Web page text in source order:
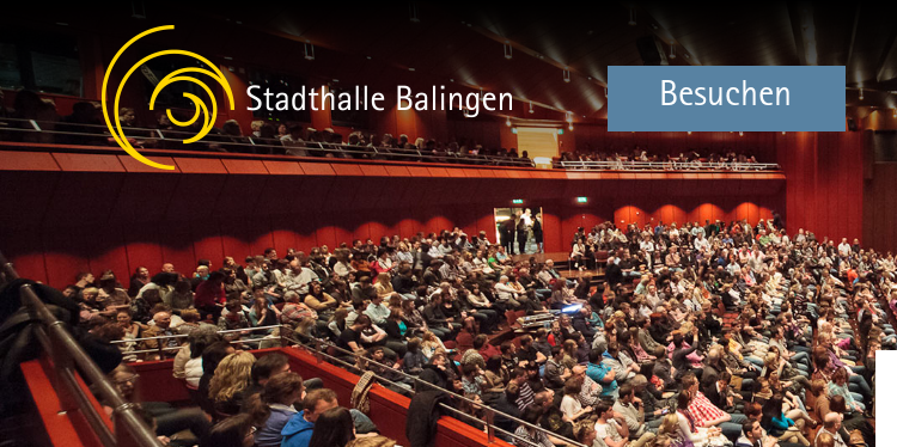
Besuchen